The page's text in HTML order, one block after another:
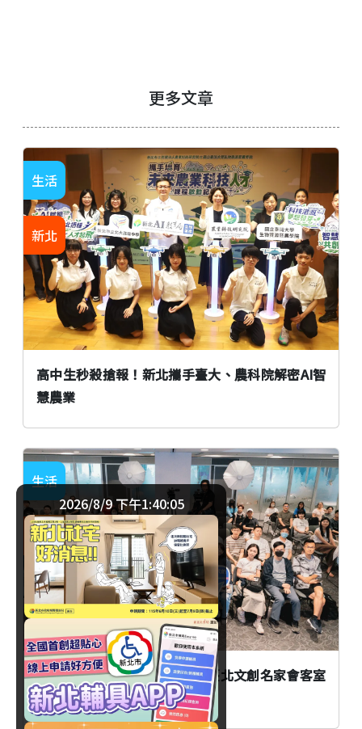
更多文章
高中生秒殺搶報！新北攜手臺大、農科院解密AI智
慧農業
生活
新北
AI時代創作者如何不被取代？臺北文創名家會客室
談From AI to I
生活
臺北
2026/8/9 下午1:40:06